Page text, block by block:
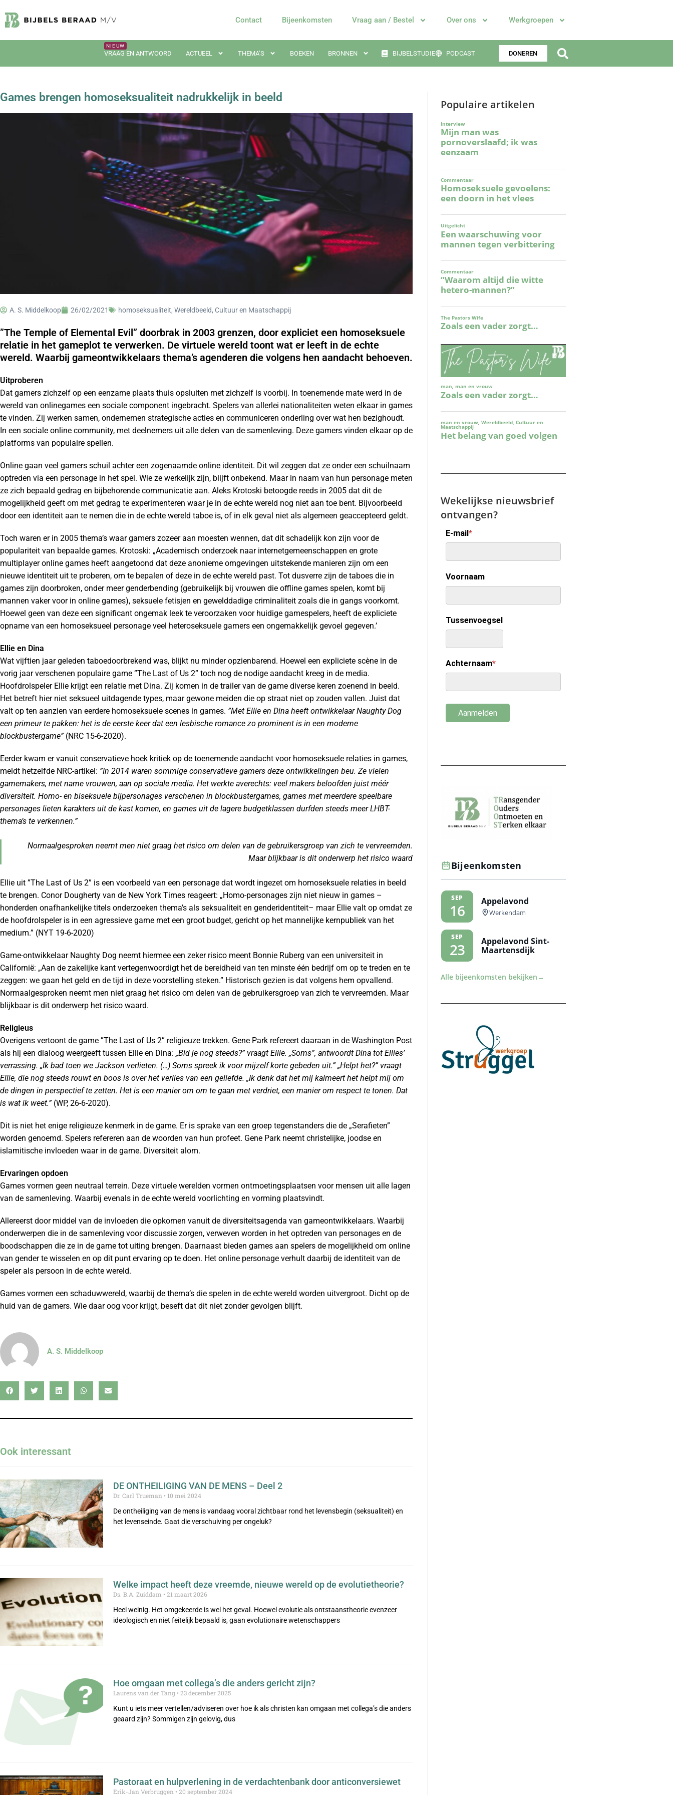
Contact Bijeenkomsten Vraag aan / Bestel Over ons Werkgroepen
VRAAG EN ANTWOORD ACTUEEL THEMA’S BOEKEN BRONNEN BIJBELSTUDIE PODCAST DONEREN
Games brengen homoseksualiteit nadrukkelijk in beeld
A. S. Middelkoop 26/02/2021 homoseksualiteit, Wereldbeeld, Cultuur en Maatschappij
”The Temple of Elemental Evil” doorbrak in 2003 grenzen, door expliciet een homoseksuele
relatie in het gameplot te verwerken. De virtuele wereld toont wat er leeft in de echte
wereld. Waarbij gameontwikkelaars thema’s agenderen die volgens hen aandacht behoeven.
Uitproberen
Dat gamers zichzelf op een eenzame plaats thuis opsluiten met zichzelf is voorbij. In toenemende mate werd in de
wereld van onlinegames een sociale component ingebracht. Spelers van allerlei nationaliteiten weten elkaar in games
te vinden. Zij werken samen, ondernemen strategische acties en communiceren onderling over wat hen bezighoudt.
In een sociale online community, met deelnemers uit alle delen van de samenleving. Deze gamers vinden elkaar op de
platforms van populaire spellen.
Online gaan veel gamers schuil achter een zogenaamde online identiteit. Dit wil zeggen dat ze onder een schuilnaam
optreden via een personage in het spel. Wie ze werkelijk zijn, blijft onbekend. Maar in naam van hun personage meten
ze zich bepaald gedrag en bijbehorende communicatie aan. Aleks Krotoski betoogde reeds in 2005 dat dit de
mogelijkheid geeft om met gedrag te experimenteren waar je in de echte wereld nog niet aan toe bent. Bijvoorbeeld
door een identiteit aan te nemen die in de echte wereld taboe is, of in elk geval niet als algemeen geaccepteerd geldt.
Toch waren er in 2005 thema’s waar gamers zozeer aan moesten wennen, dat dit schadelijk kon zijn voor de
populariteit van bepaalde games. Krotoski: „Academisch onderzoek naar internetgemeenschappen en grote
multiplayer online games heeft aangetoond dat deze anonieme omgevingen uitstekende manieren zijn om een
nieuwe identiteit uit te proberen, om te bepalen of deze in de echte wereld past. Tot dusverre zijn de taboes die in
games zijn doorbroken, onder meer genderbending (gebruikelijk bij vrouwen die offline games spelen, komt bij
mannen vaker voor in online games), seksuele fetisjen en gewelddadige criminaliteit zoals die in gangs voorkomt.
Hoewel geen van deze een significant ongemak leek te veroorzaken voor huidige gamespelers, heeft de expliciete
opname van een homoseksueel personage veel heteroseksuele gamers een ongemakkelijk gevoel gegeven.’
Ellie en Dina
Wat vijftien jaar geleden taboedoorbrekend was, blijkt nu minder opzienbarend. Hoewel een expliciete scène in de
vorig jaar verschenen populaire game ”The Last of Us 2” toch nog de nodige aandacht kreeg in de media.
Hoofdrolspeler Ellie krijgt een relatie met Dina. Zij komen in de trailer van de game diverse keren zoenend in beeld.
Het betreft hier niet seksueel uitdagende types, maar gewone meiden die op straat niet op zouden vallen. Juist dat
valt op ten aanzien van eerdere homoseksuele scenes in games. ”Met Ellie en Dina heeft ontwikkelaar Naughty Dog
een primeur te pakken: het is de eerste keer dat een lesbische romance zo prominent is in een moderne
blockbustergame” (NRC 15-6-2020).
Eerder kwam er vanuit conservatieve hoek kritiek op de toenemende aandacht voor homoseksuele relaties in games,
meldt hetzelfde NRC-artikel: ”In 2014 waren sommige conservatieve gamers deze ontwikkelingen beu. Ze vielen
gamemakers, met name vrouwen, aan op sociale media. Het werkte averechts: veel makers beloofden juist méér
diversiteit. Homo- en biseksuele bijpersonages verschenen in blockbustergames, games met meerdere speelbare
personages lieten karakters uit de kast komen, en games uit de lagere budgetklassen durfden steeds meer LHBT-
thema’s te verkennen.”
Normaalgesproken neemt men niet graag het risico om delen van de gebruikersgroep van zich te vervreemden.
Maar blijkbaar is dit onderwerp het risico waard
Ellie uit ”The Last of Us 2” is een voorbeeld van een personage dat wordt ingezet om homoseksuele relaties in beeld
te brengen. Conor Dougherty van de New York Times reageert: „Homo-personages zijn niet nieuw in games –
honderden onafhankelijke titels onderzoeken thema’s als seksualiteit en genderidentiteit– maar Ellie valt op omdat ze
de hoofdrolspeler is in een agressieve game met een groot budget, gericht op het mannelijke kernpubliek van het
medium.” (NYT 19-6-2020)
Game-ontwikkelaar Naughty Dog neemt hiermee een zeker risico meent Bonnie Ruberg van een universiteit in
Californië: „Aan de zakelijke kant vertegenwoordigt het de bereidheid van ten minste één bedrijf om op te treden en te
zeggen: we gaan het geld en de tijd in deze voorstelling steken.” Historisch gezien is dat volgens hem opvallend.
Normaalgesproken neemt men niet graag het risico om delen van de gebruikersgroep van zich te vervreemden. Maar
blijkbaar is dit onderwerp het risico waard.
Religieus
Overigens vertoont de game ”The Last of Us 2” religieuze trekken. Gene Park refereert daaraan in de Washington Post
als hij een dialoog weergeeft tussen Ellie en Dina: „Bid je nog steeds?” vraagt Ellie. „Soms”, antwoordt Dina tot Ellies’
verrassing. „Ik bad toen we Jackson verlieten. (…) Soms spreek ik voor mijzelf korte gebeden uit.” „Helpt het?” vraagt
Ellie, die nog steeds rouwt en boos is over het verlies van een geliefde. „Ik denk dat het mij kalmeert het helpt mij om
de dingen in perspectief te zetten. Het is een manier om om te gaan met verdriet, een manier om respect te tonen. Dat
is wat ik weet.”(WP, 26-6-2020).
Dit is niet het enige religieuze kenmerk in de game. Er is sprake van een groep tegenstanders die de „Serafieten”
worden genoemd. Spelers refereren aan de woorden van hun profeet. Gene Park neemt christelijke, joodse en
islamitische invloeden waar in de game. Diversiteit alom.
Ervaringen opdoen
Games vormen geen neutraal terrein. Deze virtuele werelden vormen ontmoetingsplaatsen voor mensen uit alle lagen
van de samenleving. Waarbij evenals in de echte wereld voorlichting en vorming plaatsvindt.
Allereerst door middel van de invloeden die opkomen vanuit de diversiteitsagenda van gameontwikkelaars. Waarbij
onderwerpen die in de samenleving voor discussie zorgen, verweven worden in het optreden van personages en de
boodschappen die ze in de game tot uiting brengen. Daarnaast bieden games aan spelers de mogelijkheid om online
van gender te wisselen en op dit punt ervaring op te doen. Het online personage verhult daarbij de identiteit van de
speler als persoon in de echte wereld.
Games vormen een schaduwwereld, waarbij de thema’s die spelen in de echte wereld worden uitvergroot. Dicht op de
huid van de gamers. Wie daar oog voor krijgt, beseft dat dit niet zonder gevolgen blijft.
A. S. Middelkoop
Ook interessant
DE ONTHEILIGING VAN DE MENS – Deel 2
Dr. Carl Trueman
10 mei 2024
De ontheiliging van de mens is vandaag vooral zichtbaar rond het levensbegin (seksualiteit) en
het levenseinde. Gaat die verschuiving per ongeluk?
Welke impact heeft deze vreemde, nieuwe wereld op de evolutietheorie?
Ds. B.A. Zuiddam
21 maart 2026
Heel weinig. Het omgekeerde is wel het geval. Hoewel evolutie als ontstaanstheorie evenzeer
ideologisch en niet feitelijk bepaald is, gaan evolutionaire wetenschappers
Hoe omgaan met collega’s die anders gericht zijn?
Laurens van der Tang
23 december 2025
Kunt u iets meer vertellen/adviseren over hoe ik als christen kan omgaan met collega’s die anders
geaard zijn? Sommigen zijn gelovig, dus
Pastoraat en hulpverlening in de verdachtenbank door anticonversiewet
Erik-Jan Verbruggen 20 september 2024
Populaire artikelen
Wekelijkse nieuwsbrief
ontvangen?
Bijeenkomsten
SEP
16
Appelavond
Werkendam
SEP
23
Appelavond Sint-
Maartensdijk
Alle bijeenkomsten bekijken →